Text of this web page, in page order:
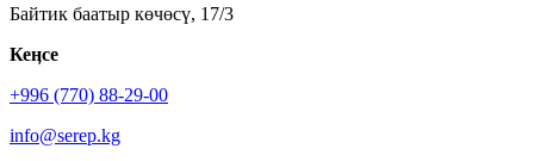
Байтик баатыр көчөсү, 17/3
Кеӊсе
+996 (770) 88-29-00
info@serep.kg